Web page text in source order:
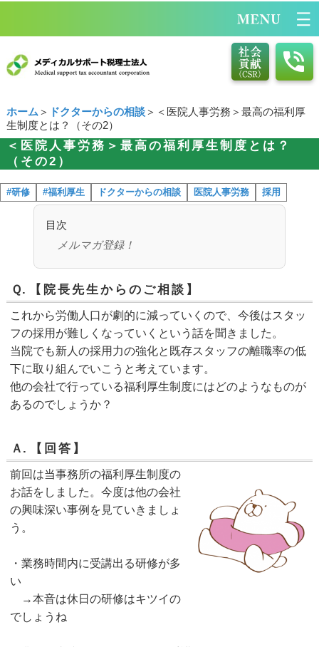
ホーム ＞ ドクターからの相談＞＜医院人事労務＞最高の福利厚
生制度とは？（その2）
＜医院人事労務＞最高の福利厚生制度とは？
（その2）
#研修 #福利厚生 ドクターからの相談 医院人事労務 採用
目次
メルマガ登録！
Ｑ. 【院長先生からのご相談】
これから労働人口が劇的に減っていくので、今後はスタッ
フの採用が難しくなっていくという話を聞きました。
当院でも新人の採用力の強化と既存スタッフの離職率の低
下に取り組んでいこうと考えています。
他の会社で行っている福利厚生制度にはどのようなものが
あるのでしょうか？
Ａ. 【回答】
前回は当事務所の福利厚生制度の
お話をしました。今度は他の会社
の興味深い事例を見ていきましょ
う。
・業務時間内に受講出る研修が多
い
→本音は休日の研修はキツイの
でしょうね